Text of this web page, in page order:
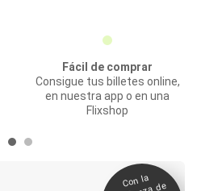
Fácil de comprar
Consigue tus billetes online,
en nuestra app o en una
Flixshop
Con la